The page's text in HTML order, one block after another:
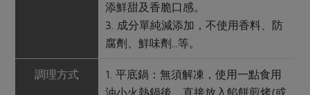
添鮮甜及香脆口感。
3. 成分單純減添加，不使用香料、防
腐劑、鮮味劑...等。
調理方式
1. 平底鍋：無須解凍，使用一點食用
油小火熱鍋後，直接放入餡餅煎烤(或